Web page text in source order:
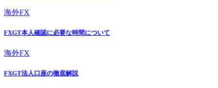
海外FX
FXGT本人確認に必要な時間について
海外FX
FXGT法人口座の徹底解説